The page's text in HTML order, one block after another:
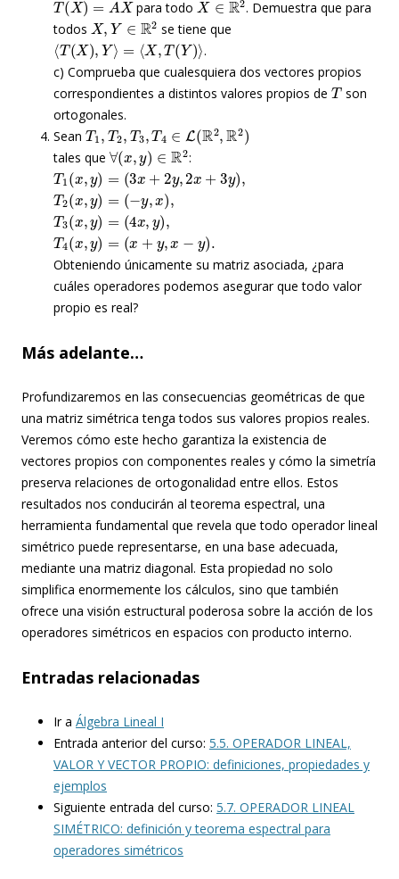
para todo
. Demuestra que para
todos
X,Y∈R 2
se tiene que
⟨T(X),Y⟩=⟨ X,T(Y)⟩
.
c) Comprueba que cualesquiera dos vectores propios
correspondientes a distintos valores propios de
T
son
ortogonales.
Sean
T1,T2 T3 T L(R2,R2)
tales que
∀(x,y)∈R 2
:
T1(x ,y)= (3x+2y ,2x+ 3
T2(x,y)= y,x)
T3(x,y)= x y),
T4(x,y)= +y,x−y)
Obteniendo únicamente su matriz asociada, ¿para
cuáles operadores podemos asegurar que todo valor
propio es real?
Más adelante…
Profundizaremos en las consecuencias geométricas de que
una matriz simétrica tenga todos sus valores propios reales.
Veremos cómo este hecho garantiza la existencia de
vectores propios con componentes reales y cómo la simetría
preserva relaciones de ortogonalidad entre ellos. Estos
resultados nos conducirán al teorema espectral, una
herramienta fundamental que revela que todo operador lineal
simétrico puede representarse, en una base adecuada,
mediante una matriz diagonal. Esta propiedad no solo
simplifica enormemente los cálculos, sino que también
ofrece una visión estructural poderosa sobre la acción de los
operadores simétricos en espacios con producto interno.
Entradas relacionadas
Ir a Álgebra Lineal I
Entrada anterior del curso: 5.5. OPERADOR LINEAL,
VALOR Y VECTOR PROPIO: definiciones, propiedades y
ejemplos
Siguiente entrada del curso: 5.7. OPERADOR LINEAL
SIMÉTRICO: definición y teorema espectral para
operadores simétricos